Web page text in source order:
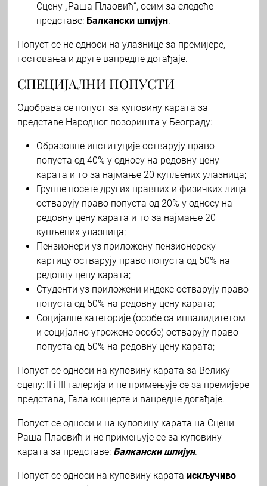
Сцену „Раша Плаовић“, осим за следеће
представе: Балкански шпијун.
Попуст се не односи на улазнице за премијере,
гостовања и друге ванредне догађаје.
СПЕЦИЈАЛНИ ПОПУСТИ
Одобрава се попуст за куповину карата за
представе Народног позоришта у Београду:
Образовне институције остварују право
попуста од 40% у односу на редовну цену
карата и то за најмање 20 купљених улазница;
Групне посете других правних и физичких лица
остварују право попуста од 20% у односу на
редовну цену карата и то за најмање 20
купљених улазница;
Пензионери уз приложену пензионерску
картицу остварују право попуста од 50% на
редовну цену карата;
Студенти уз приложени индекс остварују право
попуста од 50% на редовну цену карата;
Социјалне категорије (особе са инвалидитетом
и социјално угрожене особе) остварују право
попуста од 50% на редовну цену карата;
Попуст се односи на куповину карата за Велику
сцену: II i III галерија и не примењује се за премијере
представа, Гала концерте и ванредне догађаје.
Попуст се односи и на куповину карата на Сцени
Раша Плаовић и не примењује се за куповину
карата за представе: Балкански шпијун.
Попуст се односи на куповину карата искључиво